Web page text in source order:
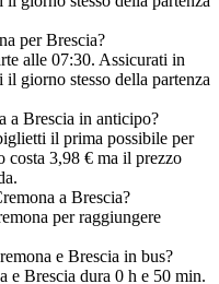
per Brescia?
alle 07:30. Assicurati in
giorno stesso della partenza
a Brescia in anticipo?
il prima possibile per
costa 3,98 € ma il prezzo
a Brescia?
per raggiungere
e Brescia in bus?
e Brescia dura 0 h e 50 min.